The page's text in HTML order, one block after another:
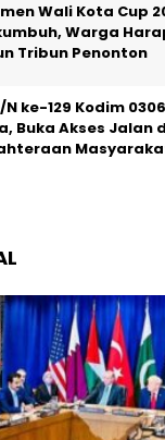
Wali Kota Cup
Warga
Tribun Penonton
N ke-129 Kodim
Buka Akses Jalan